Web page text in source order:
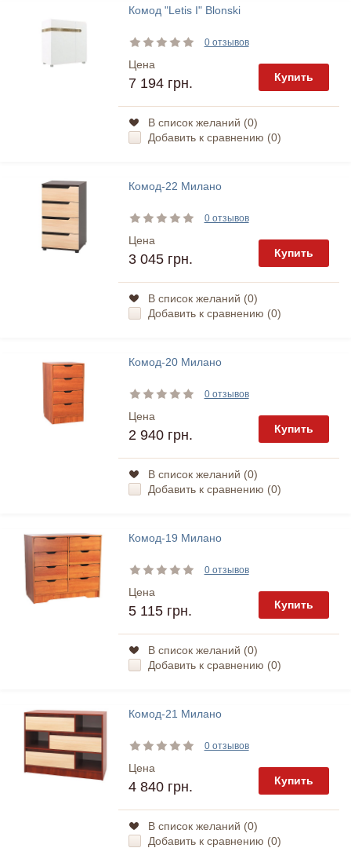
Комод "Letis I" Blonski
0 отзывов
Цена
7 194 грн. Купить
В список желаний (0)
Добавить к сравнению (0)
Комод-22 Милано
0 отзывов
Цена
3 045 грн. Купить
В список желаний (0)
Добавить к сравнению (0)
Комод-20 Милано
0 отзывов
Цена
2 940 грн. Купить
В список желаний (0)
Добавить к сравнению (0)
Комод-19 Милано
0 отзывов
Цена
5 115 грн. Купить
В список желаний (0)
Добавить к сравнению (0)
Комод-21 Милано
0 отзывов
Цена
4 840 грн. Купить
В список желаний (0)
Добавить к сравнению (0)